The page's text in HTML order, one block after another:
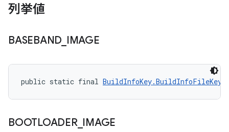
列挙値
BASEBAND IMAGE
public static final BuildInfoKey.BuildInfoFileKey
BOOTLOADER_ IMAGE